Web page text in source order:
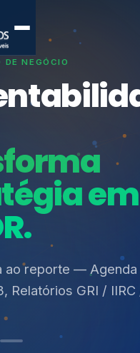
OTIMIZADOS E
seu
e treinamentos
42001, ISO 37001,
ONA e PNQ —
(PGRS/PMGRS).